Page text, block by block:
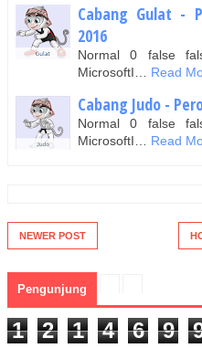
Cabang Gulat -
2016
Normal 0 false
MicrosoftI…
Read
Cabang Judo -
Normal 0 false
MicrosoftI… Read
NEWER POST
Pengunjung
1 2 1 4 6 9